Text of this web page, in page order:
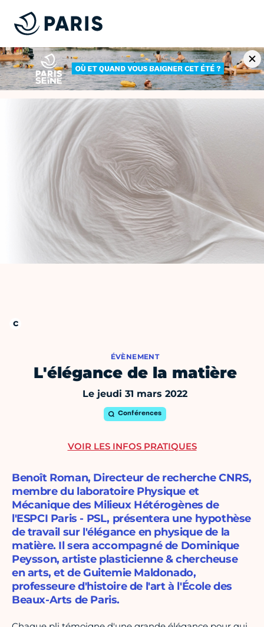
ÉVÈNEMENT
L'élégance de la matière
Le jeudi 31 mars 2022
Conférences
Benoît Roman, Directeur de recherche CNRS,
membre du laboratoire Physique et
Mécanique des Milieux Hétérogènes de
l'ESPCI Paris - PSL, présentera une hypothèse
de travail sur l'élégance en physique de la
matière. Il sera accompagné de Dominique
Peysson, artiste plasticienne & chercheuse
en arts, et de Guitemie Maldonado,
professeure d'histoire de l'art à l'École des
Beaux-Arts de Paris.
VOIR LES INFOS PRATIQUES